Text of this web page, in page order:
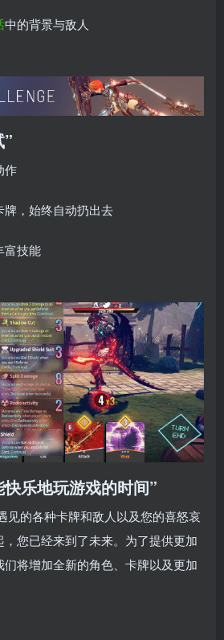
中的背景与敌人
作
，始终自动扔出去
富技能
乐地玩游戏的时间”
见的各种卡牌和敌人以及您的喜怒哀
您已经来到了未来。为了提供更加
们将增加全新的角色、卡牌以及更加